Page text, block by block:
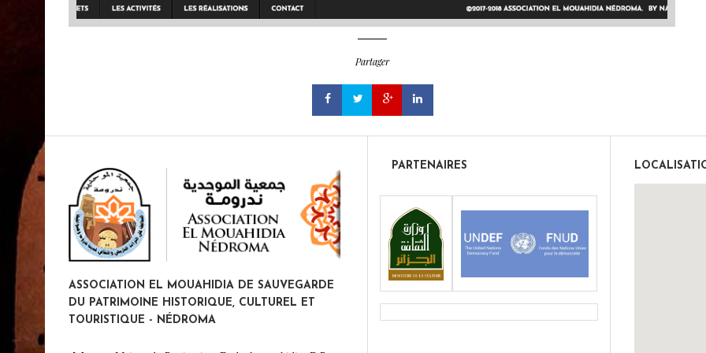
Partager
ASSOCIATION EL MOUAHIDIA DE SAUVEGARDE
DU PATRIMOINE HISTORIQUE, CULTUREL ET
TOURISTIQUE - NÉDROMA
PARTENAIRES